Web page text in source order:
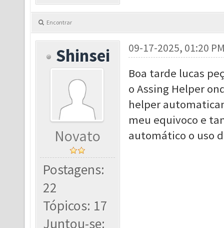
Encontrar
Shinsei
Novato
Postagens:
22
Tópicos: 17
Juntou-se:
09-17-2025, 01:20
Boa tarde lucas
o Assing Helper
helper
meu equivoco e
automático o uso